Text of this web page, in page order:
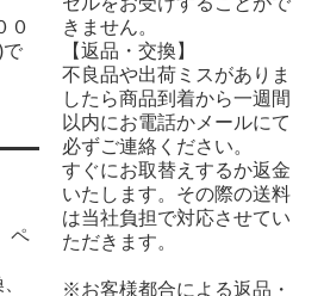
０
で
ペ
きません。
【返品・交換】
不良品や出荷ミスがありま
したら商品到着から一週間
以内にお電話かメールにて
必ずご連絡ください。
すぐにお取替えするか返金
いたします。その際の送料
は当社負担で対応させてい
ただきます。
※お客様都合による返品・